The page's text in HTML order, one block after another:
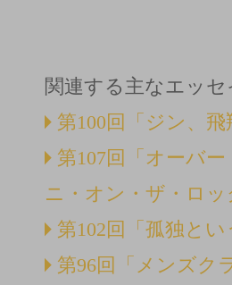
関連する主なエッ
第100回「ジン、
第107回「オーバ
ニ・オン・ザ・ロ
第102回「孤独と
第96回「メンズク